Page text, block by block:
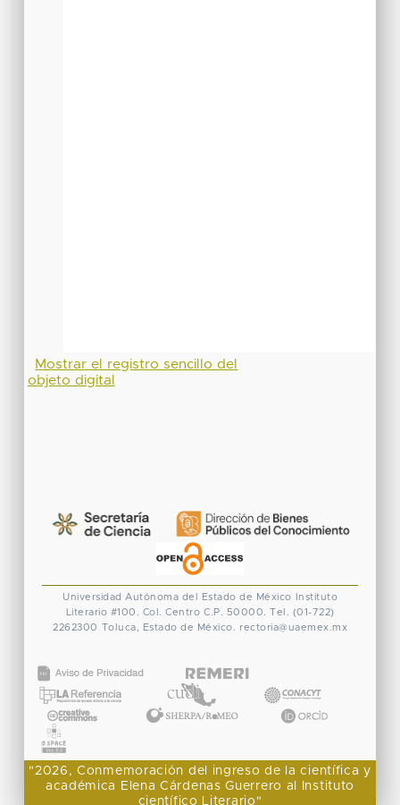
Mostrar el registro sencillo del
objeto digital
Universidad Autónoma del Estado de México
Instituto
Literario #100. Col. Centro C.P. 50000. Tel. (01-722)
2262300
Toluca, Estado de México. rectoria@uaemex.mx
"2026, Conmemoración del ingreso de la científica y
académica Elena Cárdenas Guerrero al Instituto
científico Literario"